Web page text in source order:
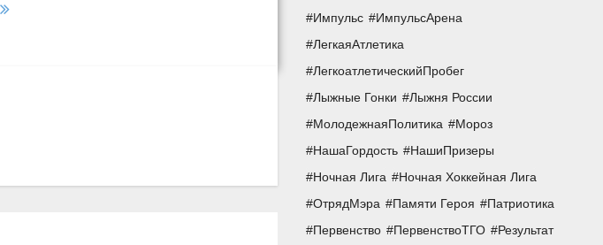
Импульс
ИмпульсАрена
ЛегкаяАтлетика
ЛегкоатлетическийПробег
Лыжные Гонки
Лыжня России
МолодежнаяПолитика
Мороз
НашаГордость
НашиПризеры
Ночная Лига
Ночная Хоккейная Лига
ОтрядМэра
Памяти Героя
Патриотика
Первенство
ПервенствоТГО
Результат